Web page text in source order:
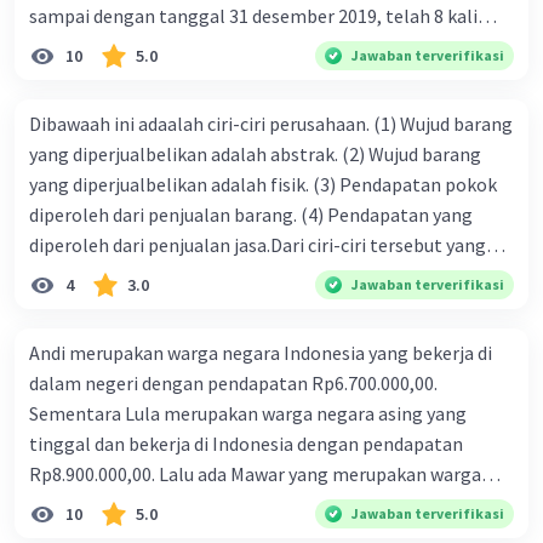
sampai dengan tanggal 31 desember 2019, telah 8 kali
terbit. 4. gaji terutang untuk periode berjalan sebesar
Rp800.000,00 dari data di atas, pencatatan jurnal pembalik
10 5.0 Jawaban terverifikasi
Dibawaah ini adaalah ciri-ciri perusahaan. (1) Wujud barang
yang diperjualbelikan adalah abstrak. (2) Wujud barang
yang diperjualbelikan adalah fisik. (3) Pendapatan pokok
diperoleh dari penjualan barang. (4) Pendapatan yang
diperoleh dari penjualan jasa.Dari ciri-ciri tersebut yang
merupakan ciri dari perusahaan dagang ditunjukan pada
nomor…. a. 1 dan 3 b. 3 dan 4 c. 2 dan 3 d. 1 dan 2 e. 2 dan 4
4 3.0 Jawaban terverifikasi
Andi merupakan warga negara Indonesia yang bekerja di
dalam negeri dengan pendapatan Rp6.700.000,00.
Sementara Lula merupakan warga negara asing yang
tinggal dan bekerja di Indonesia dengan pendapatan
Rp8.900.000,00. Lalu ada Mawar yang merupakan warga
negara Indonesia yang tinggal dan bekerja di luar negeri
dengan pendapatan Rp11.000.000,00. Hitunglah PNB
10 5.0 Jawaban terverifikasi